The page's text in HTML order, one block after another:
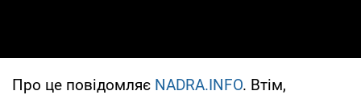
Про це повідомляє NADRA.INFO. Втім,